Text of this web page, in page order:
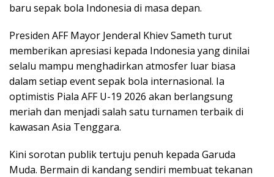
baru sepak bola Indonesia di masa depan.
Presiden AFF Mayor Jenderal Khiev Sameth turut
memberikan apresiasi kepada Indonesia yang dinilai
selalu mampu menghadirkan atmosfer luar biasa
dalam setiap event sepak bola internasional. Ia
optimistis Piala AFF U-19 2026 akan berlangsung
meriah dan menjadi salah satu turnamen terbaik di
kawasan Asia Tenggara.
Kini sorotan publik tertuju penuh kepada Garuda
Muda. Bermain di kandang sendiri membuat tekanan